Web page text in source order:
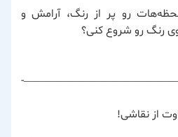
رو پر از رنگ، آرامش و
رنگ رو شروع کنی؟
از نقاشی!